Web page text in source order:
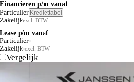
Financieren p/m vanaf
Particulier Krediettabel
Zakelijkexcl. BTW
Lease p/m vanaf
Particulier
Zakelijk excl. BTW
Vergelijk